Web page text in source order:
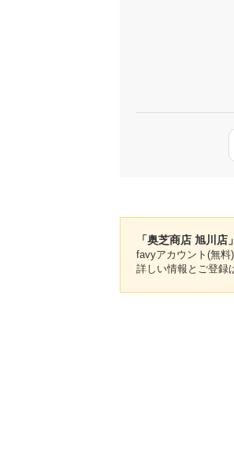
「奥芝商店 旭川
favyアカウント(無料
詳しい情報とご登録